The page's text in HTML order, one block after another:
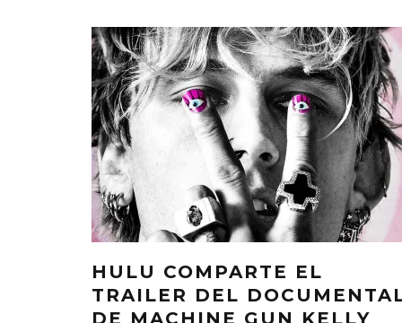
HULU COMPARTE EL
TRAILER DEL
DE MACHINE GUN KELLY